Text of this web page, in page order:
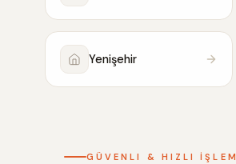
Yenişehir
GÜVENLI & HIZLI İŞLEM